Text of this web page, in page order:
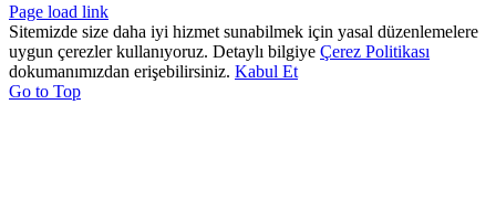
Page load link
Sitemizde size daha iyi hizmet sunabilmek için yasal düzenlemelere
uygun çerezler kullanıyoruz. Detaylı bilgiye Çerez Politikası
dokumanımızdan erişebilirsiniz. Kabul Et
Go to Top